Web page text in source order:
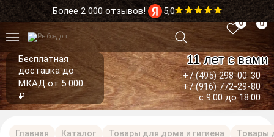
Более 2 000 отзывов! 5,0
Бесплатная
доставка до
МКАД от 5 000
₽
11 лет с вами
+7 (495) 298-00-30
+7 (916) 772-29-80
с 9:00 до 18:00
0 0
Главная Каталог Товары для дома и гигиена Товары